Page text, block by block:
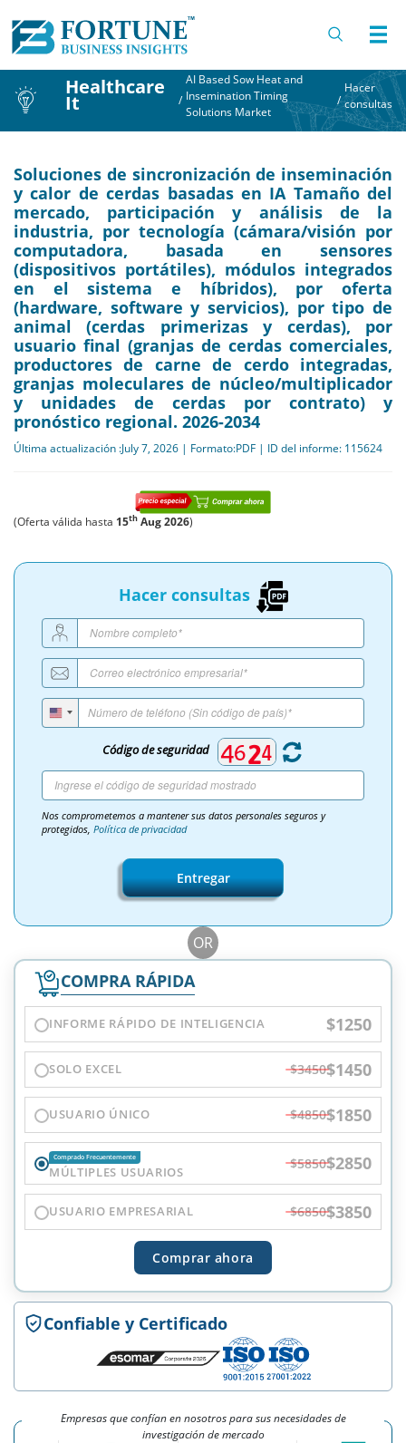
Healthcare
It /
AI Based Sow Heat and
Insemination Timing
Solutions Market
/
Hacer
consultas
Soluciones de sincronización de inseminación
y calor de cerdas basadas en IA Tamaño del
mercado, participación y análisis de la
industria, por tecnología (cámara/visión por
computadora, basada en sensores
(dispositivos portátiles), módulos integrados
en el sistema e híbridos), por oferta
(hardware, software y servicios), por tipo de
animal (cerdas primerizas y cerdas), por
usuario final (granjas de cerdas comerciales,
productores de carne de cerdo integradas,
granjas moleculares de núcleo/multiplicador
y unidades de cerdas por contrato) y
pronóstico regional. 2026-2034
Última actualización :July 7, 2026 | Formato:PDF | ID del informe: 115624
(Oferta válida hasta 15th Aug 2026)
Hacer consultas
Código de seguridad
Nos comprometemos a mantener sus datos personales seguros y
protegidos, Política de privacidad
Entregar
OR
COMPRA RÁPIDA
INFORME RÁPIDO DE INTELIGENCIA $1250
SOLO EXCEL $3450$1450
USUARIO ÚNICO $4850$1850
Comprado Frecuentemente
MÚLTIPLES USUARIOS $5850$2850
USUARIO EMPRESARIAL $6850$3850
Comprar ahora
Confiable y Certificado
Empresas que confían en nosotros para sus necesidades de
investigación de mercado